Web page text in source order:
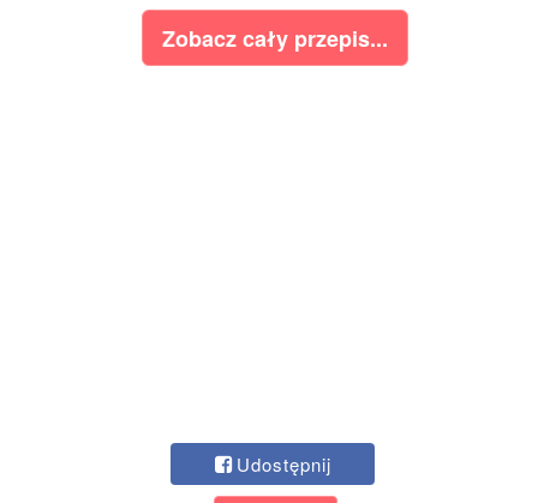
Zobacz cały przepis...
Udostępnij